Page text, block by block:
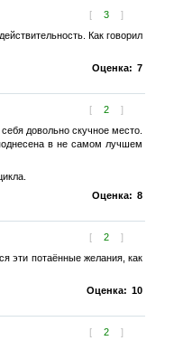
[ 3 ]
Как говорил
Оценка: 7
[ 2 ]
довольно скучное место.
в не самом лучшем
Оценка: 8
[ 2 ]
эти потаённые желания, как
Оценка: 10
[ 2 ]